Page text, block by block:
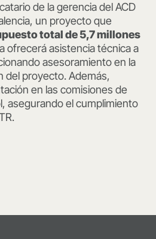
de la gerencia del ACD
un proyecto que
total de 5,7 millones
ofrecerá asistencia técnica a
asesoramiento en la
del proyecto. Además,
en las comisiones de
asegurando el cumplimiento